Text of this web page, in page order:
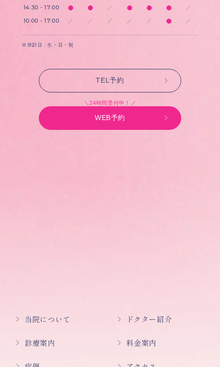
14:30 - 17:00 ／ ／
10:00 - 17:00 ／ ／ ／ ／ ／ ／
※休診日 : 水・日・祝
TEL予約
＼24時間受付中！／
WEB予約
当院について ドクター紹介
診療案内 料金案内